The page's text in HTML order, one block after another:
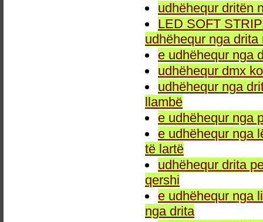
udhëhequr dritën
LED SOFT
udhëhequr nga
e udhëhequr nga
udhëhequr dmx
udhëhequr nga
llambë
e udhëhequr nga
e udhëhequr nga
të lartë
udhëhequr drita
qershi
e udhëhequr nga
nga drita